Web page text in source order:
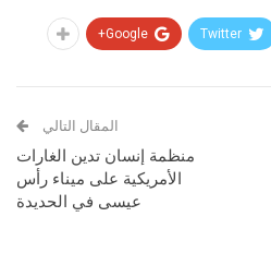
Twitter
Google+
المقال التالي
منظمة إنسان تدين الغارات
الأمريكية على ميناء رأس
عيسى في الحديدة